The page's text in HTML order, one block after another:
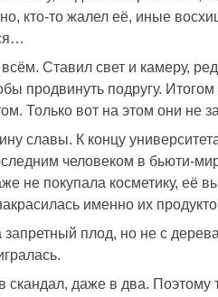
кто-то жалел её, иные
Ставил свет и камеру,
продвинуть подругу.
Только вот на этом они не
славы. К концу
человеком в бьюти-
не покупала косметику, её
именно их
запретный плод, но не с
даже в два. Поэтому